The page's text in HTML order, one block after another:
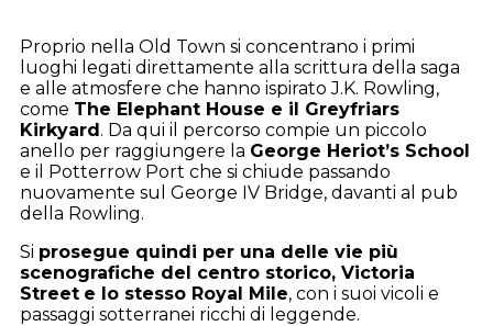
Proprio nella Old Town si concentrano i primi
luoghi legati direttamente alla scrittura della saga
e alle atmosfere che hanno ispirato J.K. Rowling,
come The Elephant House e il Greyfriars
Kirkyard. Da qui il percorso compie un piccolo
anello per raggiungere la George Heriot’s School
e il Potterrow Port che si chiude passando
nuovamente sul George IV Bridge, davanti al pub
della Rowling.
Si prosegue quindi per una delle vie più
scenografiche del centro storico, Victoria
Street e lo stesso Royal Mile, con i suoi vicoli e
passaggi sotterranei ricchi di leggende.